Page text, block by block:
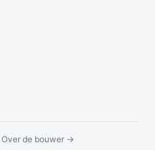
Over de bouwer →